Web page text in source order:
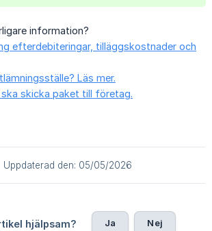
information?
efterdebiteringar, tilläggskostnader och
Läs mer.
skicka paket till företag.
Uppdaterad den: 05/05/2026
hjälpsam? Ja Nej